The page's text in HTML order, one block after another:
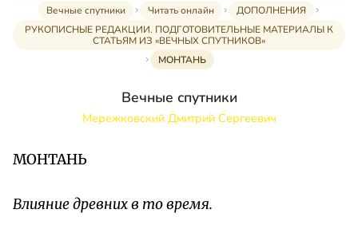
Вечные спутники Читать онлайн
ДОПОЛНЕНИЯ
РУКОПИСНЫЕ РЕДАКЦИИ. ПОДГОТОВИТЕЛЬНЫЕ МАТЕРИАЛЫ К
СТАТЬЯМ ИЗ «ВЕЧНЫХ СПУТНИКОВ»
МОНТАНЬ
Вечные спутники
Мережковский Дмитрий Сергеевич
МОНТАНЬ
Влияние древних в то время.